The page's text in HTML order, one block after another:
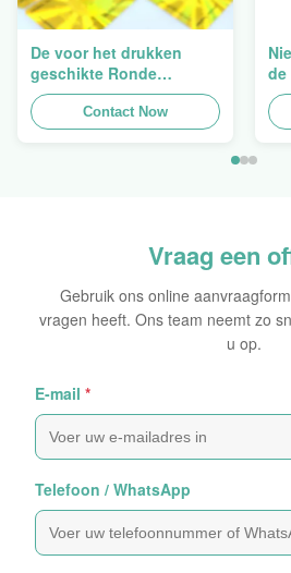
De voor het drukken
geschikte Ronde
Verpakkende
Holografische
Zelfklevende Bladen van
Contact Now
de
Vraag een
Gebruik ons online
vragen heeft. Ons team neemt zo
u op.
E-mail *
Telefoon / WhatsApp